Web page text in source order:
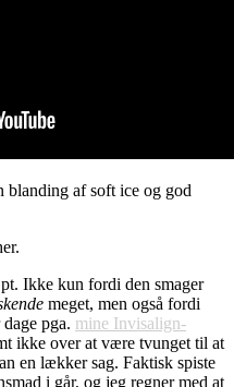
blanding af soft ice og god
Ikke kun fordi den smager
meget, men også fordi
pga. mine Invisalign-
ikke over at være tvunget til at
en lækker sag. Faktisk spiste
i går, og jeg regner med at